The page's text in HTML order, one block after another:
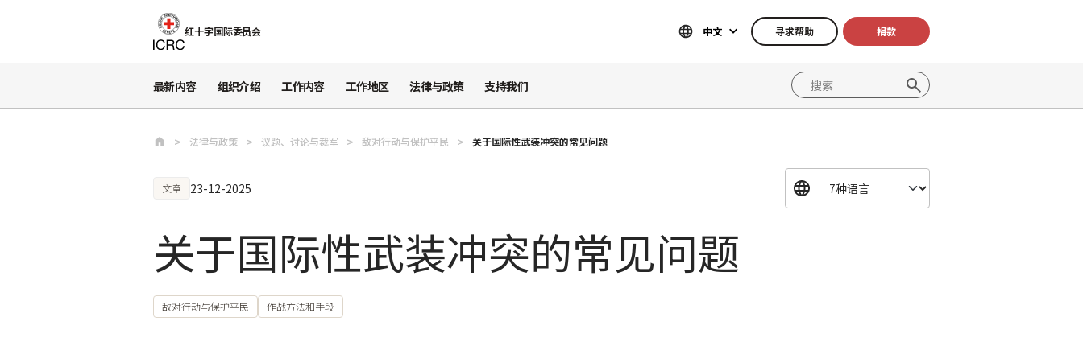
红十字国际委员会 中文 寻求帮助 捐款
最新内容 组织介绍 工作内容 工作地区 法律与政策 支持我们
法律与政策 议题、讨论与裁军 敌对行动与保护平民 关于国际性武装冲突的常见问题
文章 23-12-2025
关于国际性武装冲突的常见问题
敌对行动与保护平民 作战方法和手段